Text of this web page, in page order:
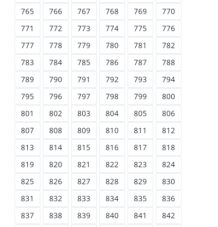
765
766 767 768 769
770
771
772 773 774 775
776
777
778 779 780 781
782
783
784 785 786 787
788
789
790 791 792 793
794
795
796 797 798 799
800
801
802 803 804 805
806
807
808 809 810 811
812
813
814 815 816 817
818
819
820 821 822 823
824
825
826 827 828 829
830
831
832 833 834 835
836
837
838 839 840 841
842